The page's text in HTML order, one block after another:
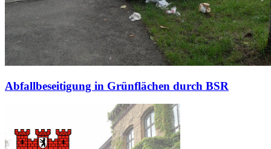
Abfallbeseitigung in Grünflächen durch BSR